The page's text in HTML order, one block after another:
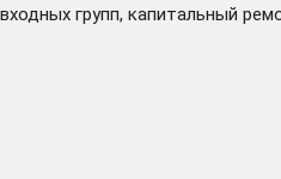
входных групп, капитальный